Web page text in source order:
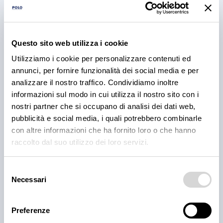
Questo sito web utilizza i cookie
Utilizziamo i cookie per personalizzare contenuti ed
annunci, per fornire funzionalità dei social media e per
analizzare il nostro traffico. Condividiamo inoltre
informazioni sul modo in cui utilizza il nostro sito con i
nostri partner che si occupano di analisi dei dati web,
pubblicità e social media, i quali potrebbero combinarle
con altre informazioni che ha fornito loro o che hanno
raccolto dal suo utilizzo dei loro servizi.
delNecessari
Preferenze
Cantina Valle Isarco:
responsabilità e amore per il
territorio
Cantina Valle Isarco è sinonimo di eccellenza: i vini
bianchi di questa cantina sono tra i più ricercati
dell'Alto Adige grazie all'altissima qualità delle uve e
alla lavorazione accurata e meticolosa.
30 lug 2026